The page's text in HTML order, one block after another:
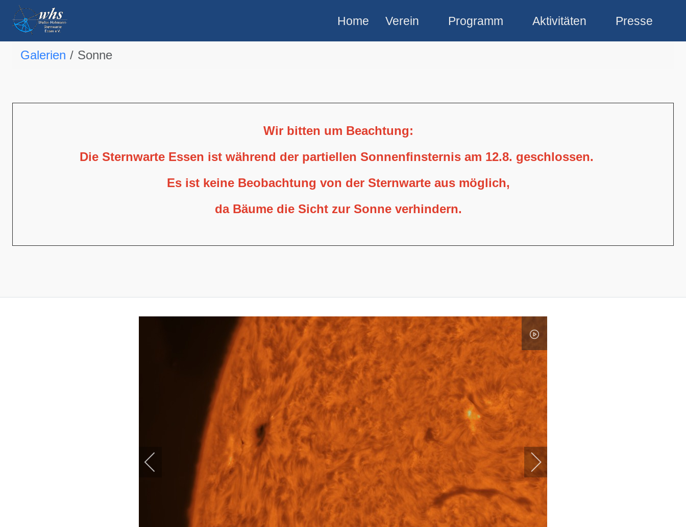
Home Verein Programm Aktivitäten Presse
Galerien Sonne
Wir bitten um Beachtung:
Die Sternwarte Essen ist während der partiellen Sonnenfinsternis am 12.8. geschlossen.
Es ist keine Beobachtung von der Sternwarte aus möglich,
da Bäume die Sicht zur Sonne verhindern.